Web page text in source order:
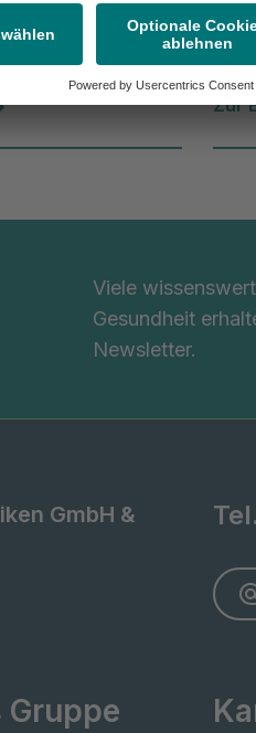
28
(0
Zur
Viele
Gesundheit
Newsletter.
GmbH &